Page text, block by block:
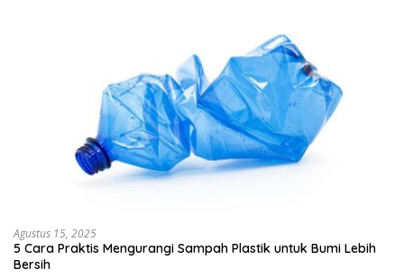
Agustus 15, 2025
5 Cara Praktis Mengurangi Sampah Plastik untuk Bumi Lebih
Bersih